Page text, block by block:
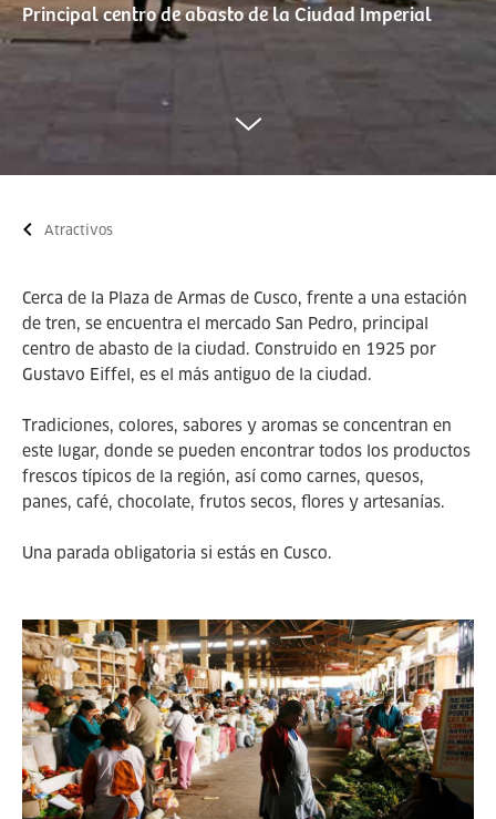
Principal centro de abasto de la Ciudad Imperial
Atractivos
Cerca de la Plaza de Armas de Cusco, frente a una estación
de tren, se encuentra el mercado San Pedro, principal
centro de abasto de la ciudad. Construido en 1925 por
Gustavo Eiffel, es el más antiguo de la ciudad.
Tradiciones, colores, sabores y aromas se concentran en
este lugar, donde se pueden encontrar todos los productos
frescos típicos de la región, así como carnes, quesos,
panes, café, chocolate, frutos secos, flores y artesanías.
Una parada obligatoria si estás en Cusco.